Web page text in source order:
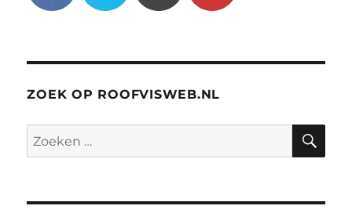
ZOEK OP ROOFVISWEB.NL
Zoeken
naar: